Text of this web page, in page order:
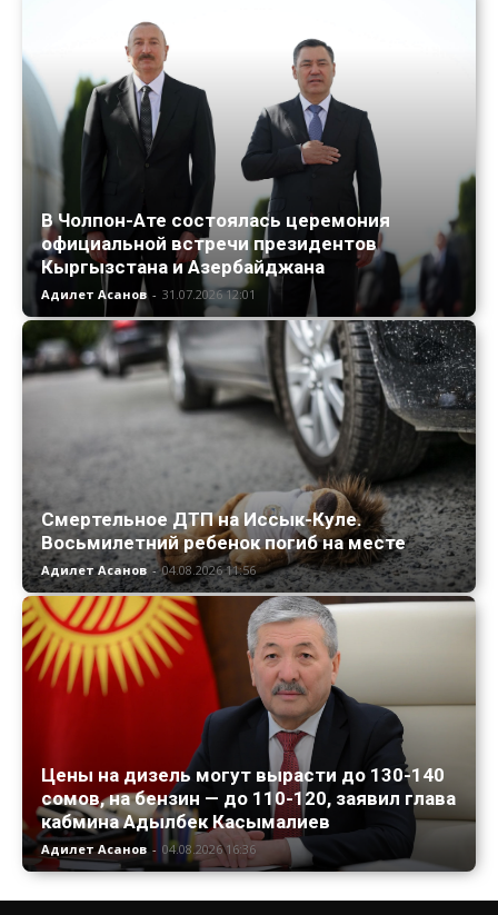
В Чолпон-Ате состоялась церемония
официальной встречи президентов
Кыргызстана и Азербайджана
Адилет Асанов - 31.07.2026 12:01
Смертельное ДТП на Иссык-Куле.
Восьмилетний ребенок погиб на месте
Адилет Асанов - 04.08.2026 11:56
Цены на дизель могут вырасти до 130-140
сомов, на бензин — до 110-120, заявил глава
кабмина Адылбек Касымалиев
Адилет Асанов - 04.08.2026 16:36